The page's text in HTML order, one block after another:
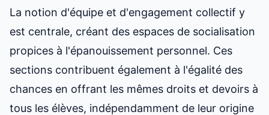
La notion d'équipe et d'engagement collectif y
est centrale, créant des espaces de socialisation
propices à l'épanouissement personnel. Ces
sections contribuent également à l'égalité des
chances en offrant les mêmes droits et devoirs à
tous les élèves, indépendamment de leur origine